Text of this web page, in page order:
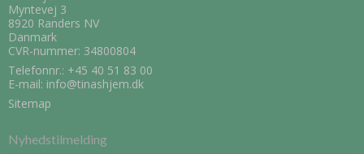
Myntevej 3
8920 Randers NV
Danmark
CVR-nummer: 34800804
Telefonnr.: +45 40 51 83 00
E-mail: info@tinashjem.dk
Sitemap
Nyhedstilmelding